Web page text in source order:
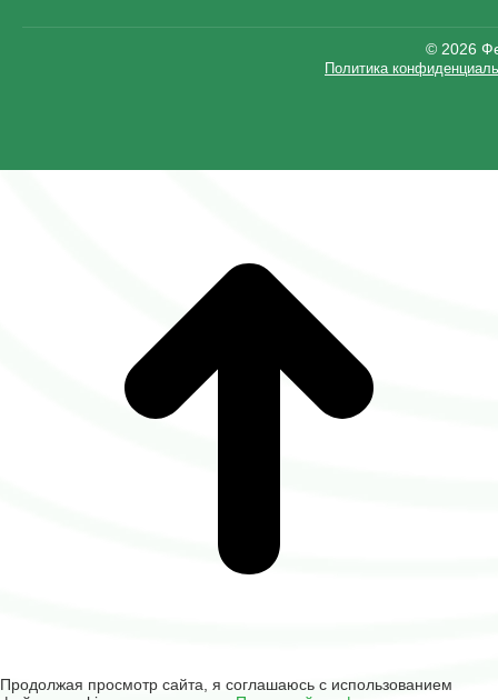
©️ 2026
Политика
Продолжая просмотр сайта, я соглашаюсь с использованием